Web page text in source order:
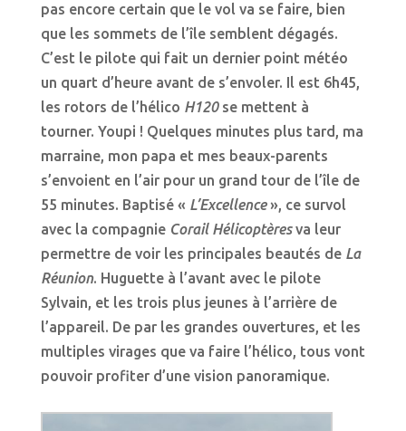
pas encore certain que le vol va se faire, bien
que les sommets de l’île semblent dégagés.
C’est le pilote qui fait un dernier point météo
un quart d’heure avant de s’envoler. Il est 6h45,
les rotors de l’hélico H120 se mettent à
tourner. Youpi ! Quelques minutes plus tard, ma
marraine, mon papa et mes beaux-parents
s’envoient en l’air pour un grand tour de l’île de
55 minutes. Baptisé « L’Excellence», ce survol
avec la compagnie Corail Hélicoptèresva leur
permettre de voir les principales beautés de La
Réunion. Huguette à l’avant avec le pilote
Sylvain, et les trois plus jeunes à l’arrière de
l’appareil. De par les grandes ouvertures, et les
multiples virages que va faire l’hélico, tous vont
pouvoir profiter d’une vision panoramique.